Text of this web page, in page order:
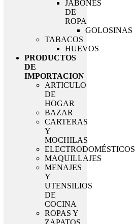
JABONES
DE
ROPA
GOLOSINAS
TABACOS
HUEVOS
PRODUCTOS
DE
IMPORTACION
ARTICULO
DE
HOGAR
BAZAR
CARTERAS
Y
MOCHILAS
ELECTRODOMÉSTICOS
MAQUILLAJES
MENAJES
Y
UTENSILIOS
DE
COCINA
ROPAS Y